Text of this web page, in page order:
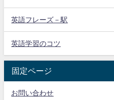
英語フレーズ－駅
英語学習のコツ
固定ページ
お問い合わせ